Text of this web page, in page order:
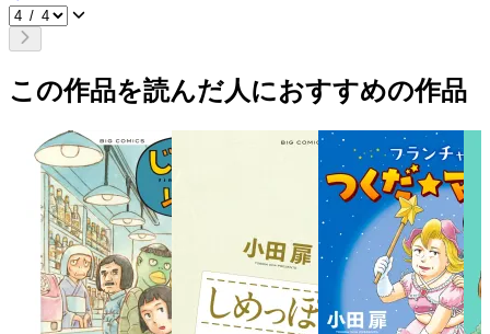
この作品を読んだ人におすすめの作品